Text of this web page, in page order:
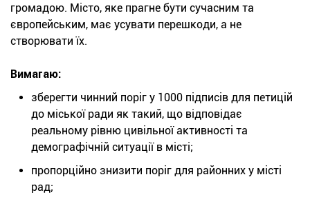
громадою. Місто, яке прагне бути сучасним та
європейським, має усувати перешкоди, а не
створювати їх.
Вимагаю:
зберегти чинний поріг у 1000 підписів для петицій
до міської ради як такий, що відповідає
реальному рівню цивільної активності та
демографічній ситуації в місті;
пропорційно знизити поріг для районних у місті
рад;